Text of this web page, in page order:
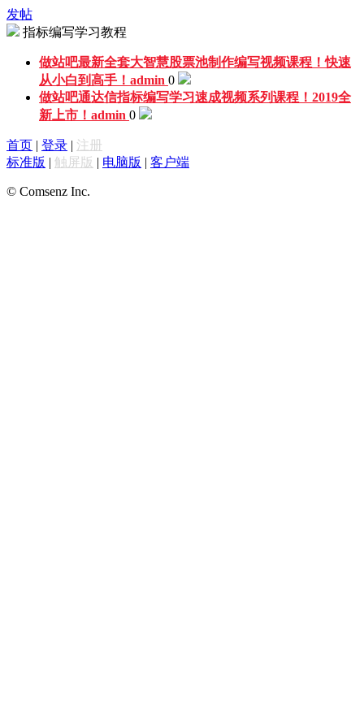
发帖
指标编写学习教程
做站吧最新全套大智慧股票池制作编写视频课程！快速
从小白到高手！ admin 0
做站吧通达信指标编写学习速成视频系列课程！2019全
新上市！ admin 0
首页 | 登录 | 注册
标准版 | 触屏版 | 电脑版 | 客户端
© Comsenz Inc.